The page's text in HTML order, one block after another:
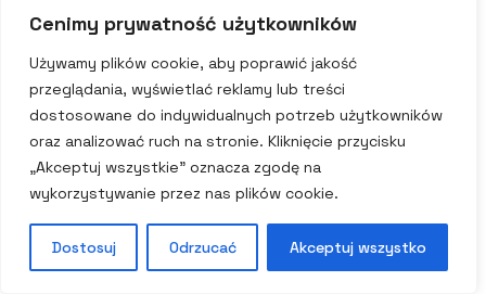
Cenimy prywatność użytkowników
Używamy plików cookie, aby poprawić jakość
przeglądania, wyświetlać reklamy lub treści
dostosowane do indywidualnych potrzeb użytkowników
oraz analizować ruch na stronie. Kliknięcie przycisku
„Akceptuj wszystkie” oznacza zgodę na
wykorzystywanie przez nas plików cookie.
Dostosuj Odrzucać Akceptuj wszystko